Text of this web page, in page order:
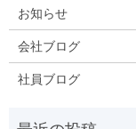
お知らせ
会社ブログ
社員ブログ